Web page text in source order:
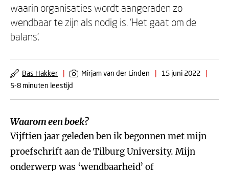
waarin organisaties wordt aangeraden zo
wendbaar te zijn als nodig is. ‘Het gaat om de
balans’.
Bas Hakker | Mirjam van der Linden | 15 juni 2022
|
5-8 minuten leestijd
Waarom een boek?
Vijftien jaar geleden ben ik begonnen met mijn
proefschrift aan de Tilburg University. Mijn
onderwerp was ‘wendbaarheid’ of